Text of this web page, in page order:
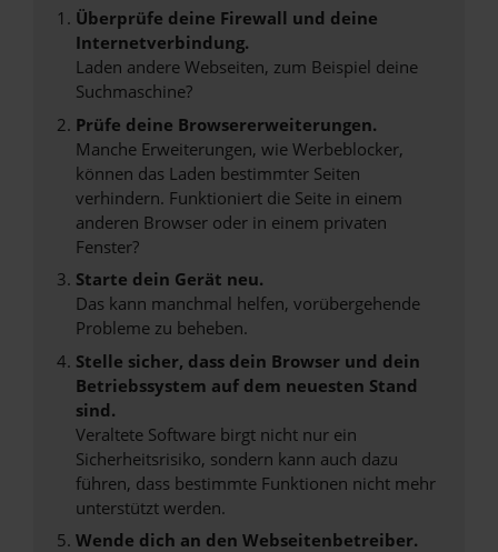
Überprüfe deine Firewall und deine
Internetverbindung.
Laden andere Webseiten, zum Beispiel deine
Suchmaschine?
Prüfe deine Browsererweiterungen.
Manche Erweiterungen, wie Werbeblocker,
können das Laden bestimmter Seiten
verhindern. Funktioniert die Seite in einem
anderen Browser oder in einem privaten
Fenster?
Starte dein Gerät neu.
Das kann manchmal helfen, vorübergehende
Probleme zu beheben.
Stelle sicher, dass dein Browser und dein
Betriebssystem auf dem neuesten Stand
sind.
Veraltete Software birgt nicht nur ein
Sicherheitsrisiko, sondern kann auch dazu
führen, dass bestimmte Funktionen nicht mehr
unterstützt werden.
Wende dich an den Webseitenbetreiber.